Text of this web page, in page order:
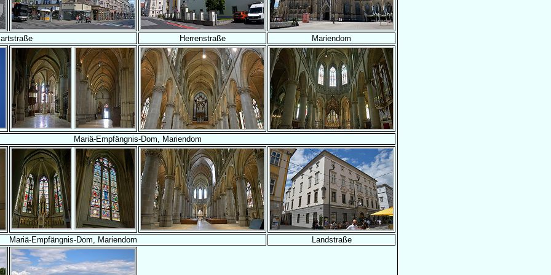
Herrenstraße Mariendom
Mariä-Empfängnis-Dom, Mariendom
Mariä-Empfängnis-Dom, Mariendom Landstraße